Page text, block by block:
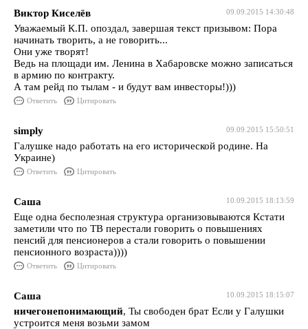
09.09.2015 14:30:48
Виктор Киселёв
Уважаемый К.П. опоздал, завершая текст призывом: Пора
начинать творить, а не говорить...
Они уже творят!
Ведь на площади им. Ленина в Хабаровске можно записаться
в армию по контракту.
А там рейд по тылам - и будут вам инвесторы!)))
Ответить Цитировать
09.09.2015 15:50:51
simply
Галушке надо работать на его исторической родине. На
Украине)
Ответить Цитировать
10.09.2015 18:13:59
Саша
Еще одна бесполезная структура организовываются Кстати
заметили что по ТВ перестали говорить о повышениях
пенсий для пенсионеров а стали говорить о повышении
пенсионного возраста))))
Ответить Цитировать
10.09.2015 18:15:07
Саша
ничегонепонимающий, Ты свободен брат Если у Галушки
устроится меня возьми замом